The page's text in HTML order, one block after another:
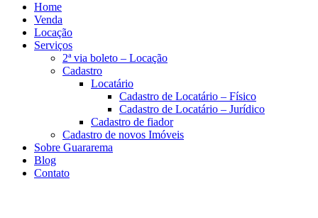
Home
Venda
Locação
Serviços
2ª via boleto – Locação
Cadastro
Locatário
Cadastro de Locatário – Físico
Cadastro de Locatário – Jurídico
Cadastro de fiador
Cadastro de novos Imóveis
Sobre Guararema
Blog
Contato